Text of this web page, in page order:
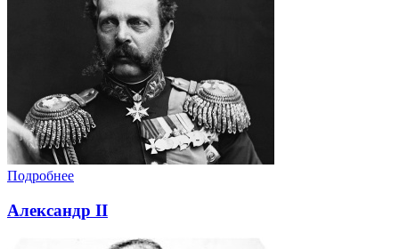
Подробнее
Александр II